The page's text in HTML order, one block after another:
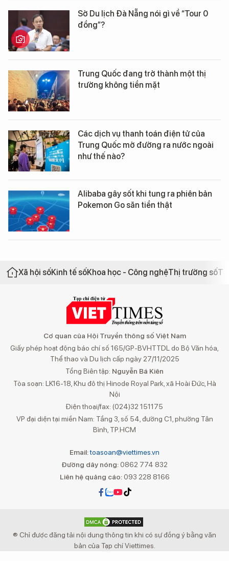
Sở Du lịch Đà Nẵng nói gì về “Tour 0
đồng”?
Trung Quốc đang trở thành một thị
trường không tiền mặt
Các dịch vụ thanh toán điện tử của
Trung Quốc mở đường ra nước ngoài
như thế nào?
Alibaba gây sốt khi tung ra phiên bản
Pokemon Go săn tiền thật
Xã hội sốKinh tế sốKhoa học - Công nghệThị trường số
Cơ quan của Hội Truyền thông số Việt Nam
Giấy phép hoạt động báo chí số 165/GP-BVHTTDL do Bộ Văn hóa,
Thể thao và Du lịch cấp ngày 27/11/2025
Tổng Biên tập: Nguyễn Bá Kiên
Tòa soạn: LK16-18, Khu đô thị Hinode Royal Park, xã Hoài Đức, Hà
Nội
Điện thoại/fax: (024)32 151175
VP đại diện tại miền Nam: Tầng 3, số 54, đường C1, phường Tân
Bình, TP.HCM
Email:toasoan@viettimes.vn
Đường dây nóng: 0862 774 832
Liên hệ quảng cáo:093 228 8166
® Chỉ được đăng tải nội dung thông tin khi có sự đồng ý bằng văn
bản của Tạp chí Viettimes.